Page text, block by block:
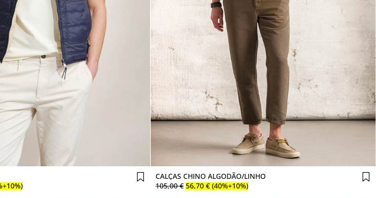
Comprar agora Comprar agora
CALÇAS CHINO ALGODÃO/LINHO
105,00 € 56,70 € (40%+10%)